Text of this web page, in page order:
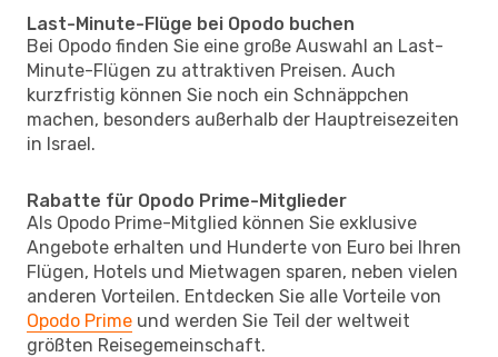
Last-Minute-Flüge bei Opodo buchen
Bei Opodo finden Sie eine große Auswahl an Last-
Minute-Flügen zu attraktiven Preisen. Auch
kurzfristig können Sie noch ein Schnäppchen
machen, besonders außerhalb der Hauptreisezeiten
in Israel.
Rabatte für Opodo Prime-Mitglieder
Als Opodo Prime-Mitglied können Sie exklusive
Angebote erhalten und Hunderte von Euro bei Ihren
Flügen, Hotels und Mietwagen sparen, neben vielen
anderen Vorteilen. Entdecken Sie alle Vorteile von
Opodo Prime und werden Sie Teil der weltweit
größten Reisegemeinschaft.